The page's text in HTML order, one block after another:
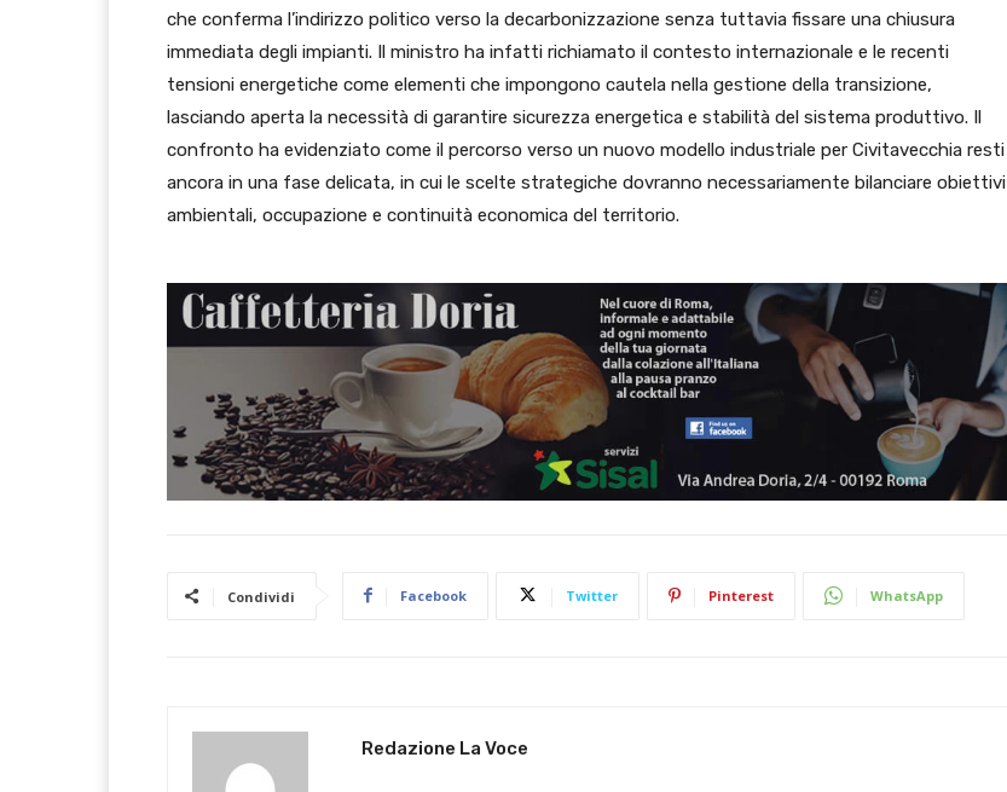
che conferma l’indirizzo politico verso la decarbonizzazione senza tuttavia fissare una chiusura
immediata degli impianti. Il ministro ha infatti richiamato il contesto internazionale e le recenti
tensioni energetiche come elementi che impongono cautela nella gestione della transizione,
lasciando aperta la necessità di garantire sicurezza energetica e stabilità del sistema produttivo. Il
confronto ha evidenziato come il percorso verso un nuovo modello industriale per Civitavecchia resti
ancora in una fase delicata, in cui le scelte strategiche dovranno necessariamente bilanciare obiettivi
ambientali, occupazione e continuità economica del territorio.
Condividi Facebook Twitter Pinterest WhatsApp
Redazione La Voce